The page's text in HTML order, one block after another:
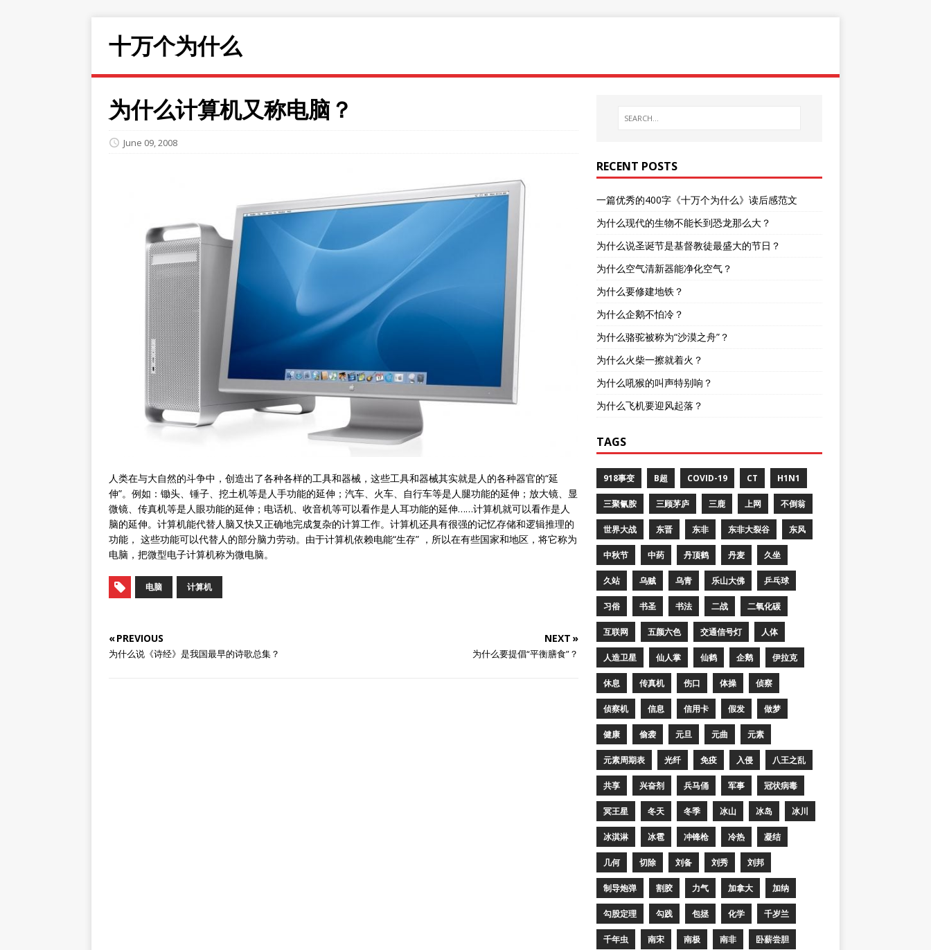
十万个为什么
为什么计算机又称电脑？
June 09, 2008
人类在与大自然的斗争中，创造出了各种各样的工具和器械，这些工具和器械其实就是人的各种器官的“延
伸”。例如：锄头、锤子、挖土机等是人手功能的延伸；汽车、火车、自行车等是人腿功能的延伸；放大镜、显
微镜、传真机等是人眼功能的延伸；电话机、收音机等可以看作是人耳功能的延伸……计算机就可以看作是人
脑的延伸。计算机能代替人脑又快又正确地完成复杂的计算工作。计算机还具有很强的记忆存储和逻辑推理的
功能， 这些功能可以代替人的部分脑力劳动。由于计算机依赖电能“生存” ，所以在有些国家和地区，将它称为
电脑，把微型电子计算机称为微电脑。
电脑 计算机
« PREVIOUS
为什么说《诗经》是我国最早的诗歌总集？
NEXT »
为什么要提倡“平衡膳食”？
RECENT POSTS
一篇优秀的400字《十万个为什么》读后感范文
为什么现代的生物不能长到恐龙那么大？
为什么说圣诞节是基督教徒最盛大的节日？
为什么空气清新器能净化空气？
为什么要修建地铁？
为什么企鹅不怕冷？
为什么骆驼被称为“沙漠之舟”？
为什么火柴一擦就着火？
为什么吼猴的叫声特别响？
为什么飞机要迎风起落？
TAGS
918事变 B超 COVID-19 CT H1N1
三聚氰胺 三顾茅庐 三鹿 上网 不倒翁
世界大战 东晋 东非 东非大裂谷 东风
中秋节 中药 丹顶鹤 丹麦 久坐
久站 乌贼 乌青 乐山大佛 乒乓球
习俗 书圣 书法 二战 二氧化碳
互联网 五颜六色 交通信号灯 人体
人造卫星 仙人掌 仙鹤 企鹅 伊拉克
休息 传真机 伤口 体操 侦察
侦察机 信息 信用卡 假发 做梦
健康 偷袭 元旦 元曲 元素
元素周期表 光纤 免疫 入侵 八王之乱
共享 兴奋剂 兵马俑 军事 冠状病毒
冥王星 冬天 冬季 冰山 冰岛 冰川
冰淇淋 冰雹 冲锋枪 冷热 凝结
几何 切除 刘备 刘秀 刘邦
制导炮弹 割胶 力气 加拿大 加纳
勾股定理 勾践 包拯 化学 千岁兰
千年虫 南宋 南极 南非 卧薪尝胆